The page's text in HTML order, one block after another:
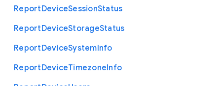
ReportDeviceSessionStatus
ReportDeviceStorageStatus
ReportDeviceSystemInfo
ReportDeviceTimezoneInfo